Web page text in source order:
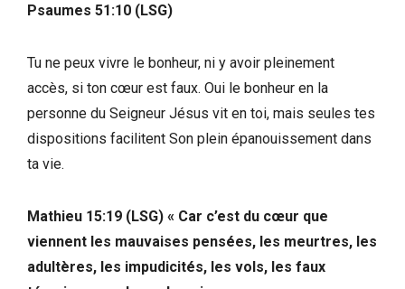
Psaumes 51:10 (LSG)
Tu ne peux vivre le bonheur, ni y avoir pleinement
accès, si ton cœur est faux. Oui le bonheur en la
personne du Seigneur Jésus vit en toi, mais seules tes
dispositions facilitent Son plein épanouissement dans
ta vie.
Mathieu 15:19 (LSG) « Car c’est du cœur que
viennent les mauvaises pensées, les meurtres, les
adultères, les impudicités, les vols, les faux